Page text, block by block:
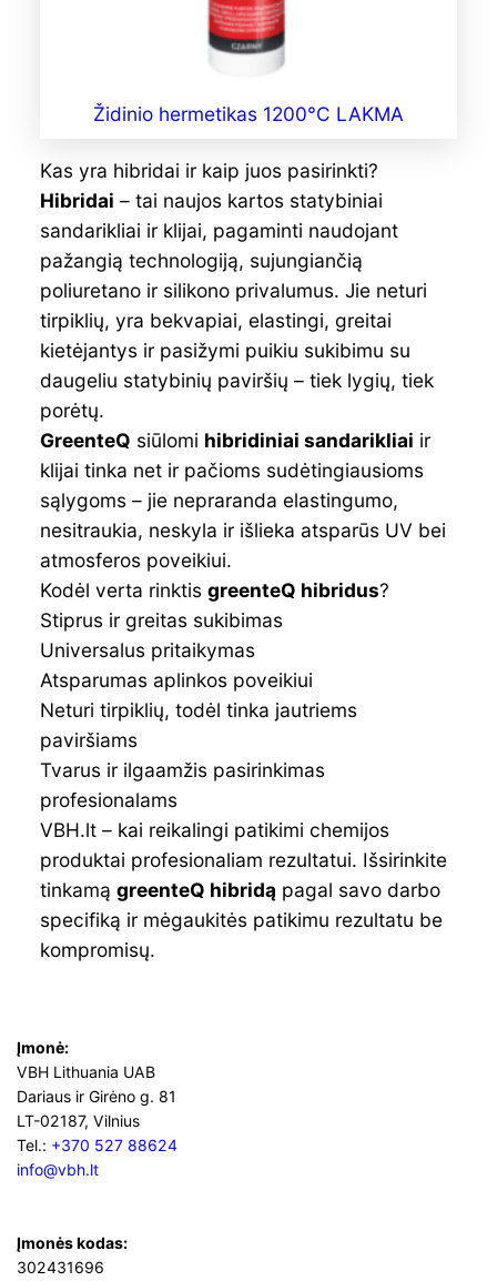
Židinio hermetikas 1200°C LAKMA
Kas yra hibridai ir kaip juos pasirinkti?
Hibridai – tai naujos kartos statybiniai
sandarikliai ir klijai, pagaminti naudojant
pažangią technologiją, sujungiančią
poliuretano ir silikono privalumus. Jie neturi
tirpiklių, yra bekvapiai, elastingi, greitai
kietėjantys ir pasižymi puikiu sukibimu su
daugeliu statybinių paviršių – tiek lygių, tiek
porėtų.
GreenteQ siūlomi hibridiniai sandarikliai ir
klijai tinka net ir pačioms sudėtingiausioms
sąlygoms – jie nepraranda elastingumo,
nesitraukia, neskyla ir išlieka atsparūs UV bei
atmosferos poveikiui.
Kodėl verta rinktis greenteQ hibridus?
Stiprus ir greitas sukibimas
Universalus pritaikymas
Atsparumas aplinkos poveikiui
Neturi tirpiklių, todėl tinka jautriems
paviršiams
Tvarus ir ilgaamžis pasirinkimas
profesionalams
VBH.lt – kai reikalingi patikimi chemijos
produktai profesionaliam rezultatui. Išsirinkite
tinkamą greenteQ hibridą pagal savo darbo
specifiką ir mėgaukitės patikimu rezultatu be
kompromisų.
Įmonė:
VBH Lithuania UAB
Dariaus ir Girėno g. 81
LT-02187, Vilnius
Tel.: +370 527 88624
info@vbh.lt
Įmonės kodas:
302431696